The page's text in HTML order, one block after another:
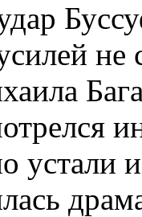
не
устали